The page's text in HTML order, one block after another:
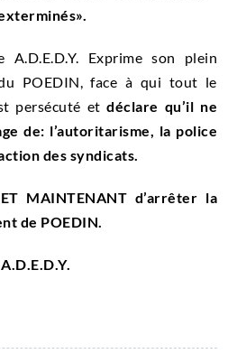
Exprime son plein
POEDIN, face à qui tout le
persécuté etdéclare qu’il ne
de: l’autoritarisme, la police
des syndicats.
MAINTENANT d’arrêter la
de POEDIN.